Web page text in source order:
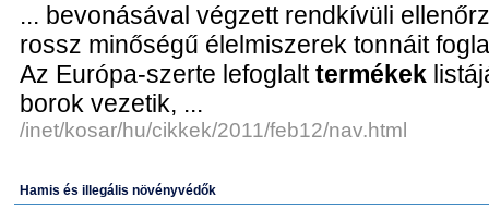
... bevonásával végzett rendkívüli
rossz minőségű élelmiszerek tonnáit
Az Európa-szerte lefoglalttermékek
borok vezetik, ...
/inet/kosar/hu/cikkek/2011/feb12/nav.html
Hamis és illegális növényvédők